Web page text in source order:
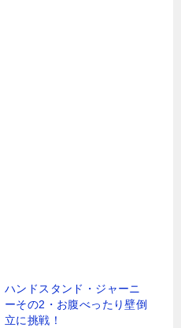
ハンドスタンド・ジャーニ
ーその2・お腹べったり壁倒
立に挑戦！